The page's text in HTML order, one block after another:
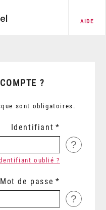
AIDE
?
sont obligatoires.
Identifiant
?
oublié ?
Mot de passe
?